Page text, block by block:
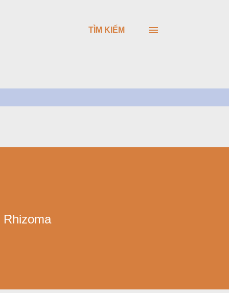
TÌM KIẾM